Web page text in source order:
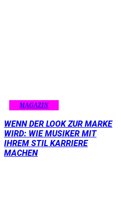
MAGAZIN
WENN DER LOOK ZUR MARKE
WIRD: WIE MUSIKER MIT
IHREM STIL KARRIERE
MACHEN